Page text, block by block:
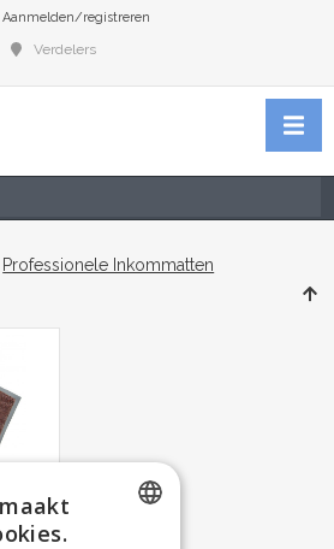
Aanmelden/registreren
Verdelers
Professionele Inkommatten